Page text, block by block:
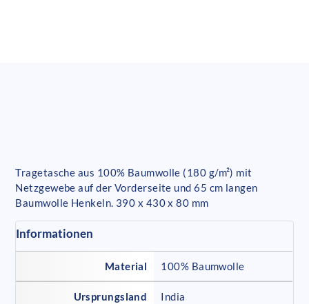
Tragetasche aus 100% Baumwolle (180 g/m²) mit
Netzgewebe auf der Vorderseite und 65 cm langen
Baumwolle Henkeln. 390 x 430 x 80 mm
Informationen
Material 100% Baumwolle
Ursprungsland India